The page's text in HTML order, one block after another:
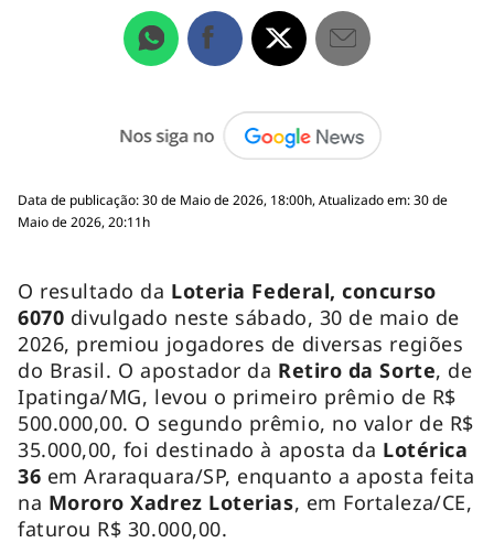
Data de publicação: 30 de Maio de 2026, 18:00h, Atualizado em: 30 de
Maio de 2026, 20:11h
O resultado da Loteria Federal, concurso
6070 divulgado neste sábado, 30 de maio de
2026, premiou jogadores de diversas regiões
do Brasil. O apostador da Retiro da Sorte, de
Ipatinga/MG, levou o primeiro prêmio de R$
500.000,00. O segundo prêmio, no valor de R$
35.000,00, foi destinado à aposta da Lotérica
36 em Araraquara/SP, enquanto a aposta feita
na Mororo Xadrez Loterias, em Fortaleza/CE,
faturou R$ 30.000,00.